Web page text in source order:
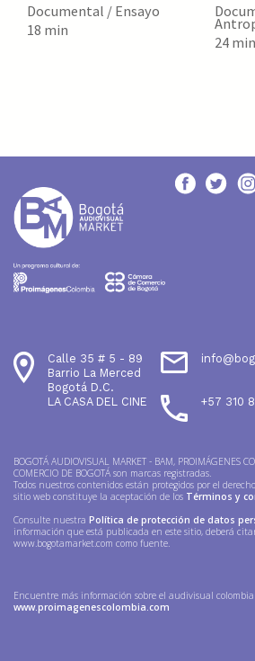
Documental / Ensayo
18 min
24 min
Calle 35 # 5 - 89
Barrio La Merced
Bogotá D.C.
LA CASA DEL CINE
+57 310
BOGOTÁ AUDIOVISUAL MARKET - BAM, PROIMÁGENES
COMERCIO DE BOGOTÁ son marcas registradas.
Todos nuestros contenidos están protegidos por el
sitio web constituye la aceptación de los Términos y
Consulte nuestra Política de protección de datos
información que está publicada en este sitio, deberá
www.bogotamarket.com como fuente.
Encuentre más información sobre el audivisual
www.proimagenescolombia.com